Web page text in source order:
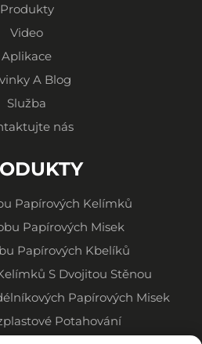
Produkty
Video
Aplikace
A Blog
Služba
nás
Papírových Kelímků
Papírových Misek
Papírových Kbelíků
S Dvojitou Stěnou
Papírových Misek
Potahování